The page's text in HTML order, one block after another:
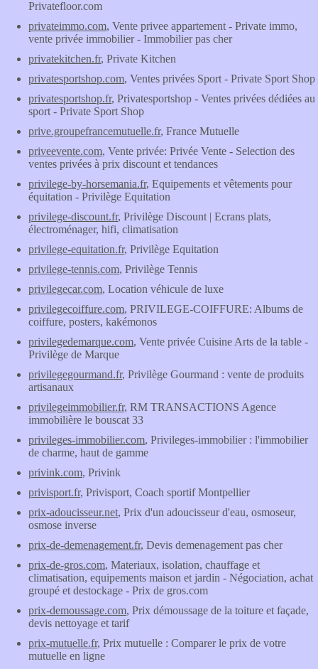
Privatefloor.com
privateimmo.com, Vente privee appartement - Private immo,
vente privée immobilier - Immobilier pas cher
privatekitchen.fr, Private Kitchen
privatesportshop.com, Ventes privées Sport - Private Sport Shop
privatesportshop.fr, Privatesportshop - Ventes privées dédiées au
sport - Private Sport Shop
prive.groupefrancemutuelle.fr, France Mutuelle
priveevente.com, Vente privée: Privée Vente - Selection des
ventes privées à prix discount et tendances
privilege-by-horsemania.fr, Equipements et vêtements pour
équitation - Privilège Equitation
privilege-discount.fr, Privilège Discount | Ecrans plats,
électroménager, hifi, climatisation
privilege-equitation.fr, Privilège Equitation
privilege-tennis.com, Privilège Tennis
privilegecar.com, Location véhicule de luxe
privilegecoiffure.com, PRIVILEGE-COIFFURE: Albums de
coiffure, posters, kakémonos
privilegedemarque.com, Vente privée Cuisine Arts de la table -
Privilège de Marque
privilegegourmand.fr, Privilège Gourmand : vente de produits
artisanaux
privilegeimmobilier.fr, RM TRANSACTIONS Agence
immobilière le bouscat 33
privileges-immobilier.com, Privileges-immobilier : l'immobilier
de charme, haut de gamme
privink.com, Privink
privisport.fr, Privisport, Coach sportif Montpellier
prix-adoucisseur.net, Prix d'un adoucisseur d'eau, osmoseur,
osmose inverse
prix-de-demenagement.fr, Devis demenagement pas cher
prix-de-gros.com, Materiaux, isolation, chauffage et
climatisation, equipements maison et jardin - Négociation, achat
groupé et destockage - Prix de gros.com
prix-demoussage.com, Prix démoussage de la toiture et façade,
devis nettoyage et tarif
prix-mutuelle.fr, Prix mutuelle : Comparer le prix de votre
mutuelle en ligne